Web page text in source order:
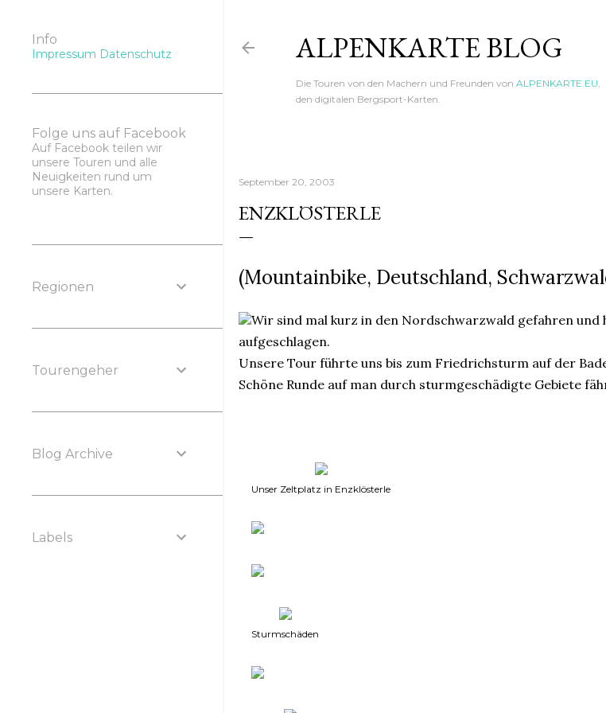
ALPENKARTE BLOG
Die Touren von den Machern und Freunden von ALPENKARTE.EU,
den digitalen Bergsport-Karten.
September 20, 2003
ENZKLÖSTERLE
(Mountainbike, Deutschland,
Wir sind mal kurz in den Nordschwarzwald gefahren
aufgeschlagen.
Unsere Tour führte uns bis zum Friedrichsturm auf der
Schöne Runde auf man durch sturmgeschädigte Gebiete
Unser Zeltplatz in Enzklösterle
Sturmschäden
Info
Impressum Datenschutz
Folge uns auf Facebook
Auf Facebook teilen wir
unsere Touren und alle
Neuigkeiten rund um
unsere Karten.
Regionen
Tourengeher
Blog Archive
Labels